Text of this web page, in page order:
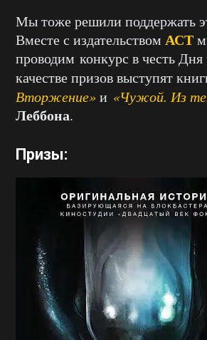
Мы тоже решили поддержать
Вместе с издательством АСТ
проводим конкурс в честь
качестве призов выступят
Вторжение»и «Чужой. Из
Леббона.
Призы: